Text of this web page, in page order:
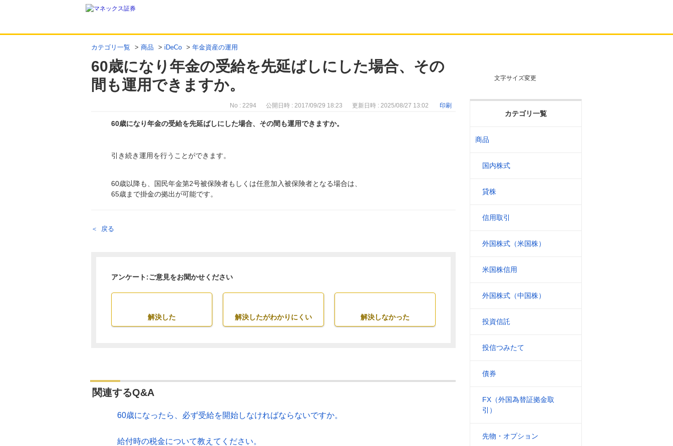
カテゴリ一覧 > 商品 > iDeCo > 年金資産の運用
60歳になり年金の受給を先延ばしにした場合、その
間も運用できますか。
文字サイズ変更
カテゴリ一覧
商品
国内株式
貸株
信用取引
外国株式（米国株）
米国株信用
外国株式（中国株）
投資信託
投信つみたて
債券
FX（外国為替証拠金取
引）
先物・オプション
No : 2294 公開日時 : 2017/09/29 18:23 更新日時 : 2025/08/27 13:02 印刷
60歳になり年金の受給を先延ばしにした場合、その間も運用できますか。
引き続き運用を行うことができます。
60歳以降も、国民年金第2号被保険者もしくは任意加入被保険者となる場合は、
65歳まで掛金の拠出が可能です。
戻る
アンケート:ご意見をお聞かせください
解決した 解決したがわかりにくい 解決しなかった
関連するQ&A
60歳になったら、必ず受給を開始しなければならないですか。
給付時の税金について教えてください。